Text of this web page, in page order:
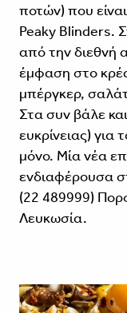
ποτών) που
Peaky Blinders.
από την διεθνή
έμφαση στο
μπέργκερ,
Στα συν βάλε
ευκρίνειας) για
μόνο. Μία νέα
ενδιαφέρουσα
(22 489999)
Λευκωσία.